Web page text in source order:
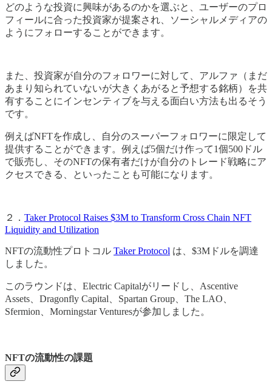
どのような投資に興味があるのかを選ぶと、ユーザーのプロ
フィールに合った投資家が提案され、ソーシャルメディアの
ようにフォローすることができます。
また、投資家が自分のフォロワーに対して、アルファ（まだ
あまり知られていないが大きくあがると予想する銘柄）を共
有することにインセンティブを与える面白い方法も出るそう
です。
例えばNFTを作成し、自分のスーパーフォロワーに限定して
提供することができます。例えば5個だけ作って1個500ドル
で販売し、そのNFTの保有者だけが自分のトレード戦略にア
クセスできる、といったことも可能になります。
２． Taker Protocol Raises $3M to Transform Cross Chain NFT
Liquidity and Utilization
NFTの流動性プロトコル Taker Protocol は、$3Mドルを調達
しました。
このラウンドは、Electric Capitalがリードし、Ascentive
Assets、Dragonfly Capital、Spartan Group、The LAO、
Sfermion、Morningstar Venturesが参加しました。
NFTの流動性の課題